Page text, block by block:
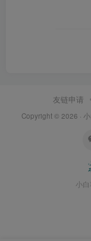
友链申请
Copyright © 2026 ·
小